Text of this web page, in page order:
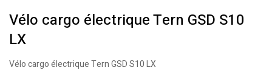
Vélo cargo électrique Tern GSD S10
LX
Vélo cargo électrique Tern GSD S10 LX